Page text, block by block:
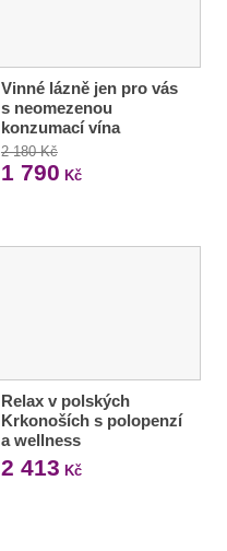
Vinné lázně jen pro vás
s neomezenou
konzumací vína
2 180 Kč
1 790 Kč
Relax v polských
Krkonoších s polopenzí
a wellness
2 413 Kč